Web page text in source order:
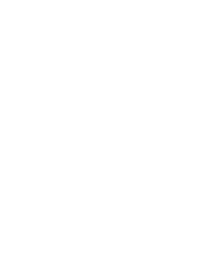
Pérola Ou
Barato Brinde